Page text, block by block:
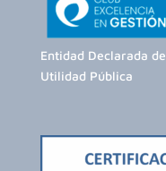
Entidad Declarada de
Utilidad Pública